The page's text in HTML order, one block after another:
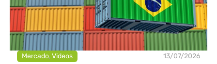
Mercado,Videos 13/07/2026